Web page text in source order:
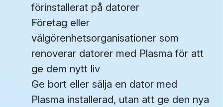
förinstallerat på datorer
Företag eller
välgörenhetsorganisationer som
renoverar datorer med Plasma för att
ge dem nytt liv
Ge bort eller sälja en dator med
Plasma installerad, utan att ge den nya